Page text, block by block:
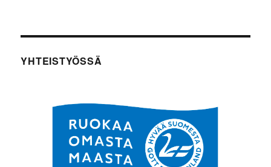
YHTEISTYÖSSÄ